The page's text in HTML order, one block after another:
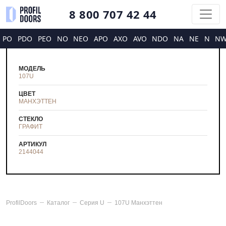
8 800 707 42 44
PO PDO PEO NO NEO APO AXO AVO NDO NA NE N
МОДЕЛЬ
107U
ЦВЕТ
МАНХЭТТЕН
СТЕКЛО
ГРАФИТ
АРТИКУЛ
2144044
ProfilDoors Каталог Серия U 107U Манхэттен